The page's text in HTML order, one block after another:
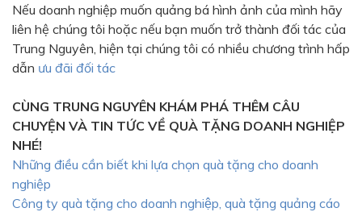
Nếu doanh nghiệp muốn quảng bá hình ảnh của mình hãy
liên hệ chúng tôi hoặc nếu bạn muốn trở thành đối tác của
Trung Nguyên, hiện tại chúng tôi có nhiều chương trình hấp
dẫn ưu đãi đối tác
CÙNG TRUNG NGUYÊN KHÁM PHÁ THÊM CÂU
CHUYỆN VÀ TIN TỨC VỀ QUÀ TẶNG DOANH NGHIỆP
NHÉ!
Những điều cần biết khi lựa chọn quà tặng cho doanh
nghiệp
Công ty quà tặng cho doanh nghiệp, quà tặng quảng cáo